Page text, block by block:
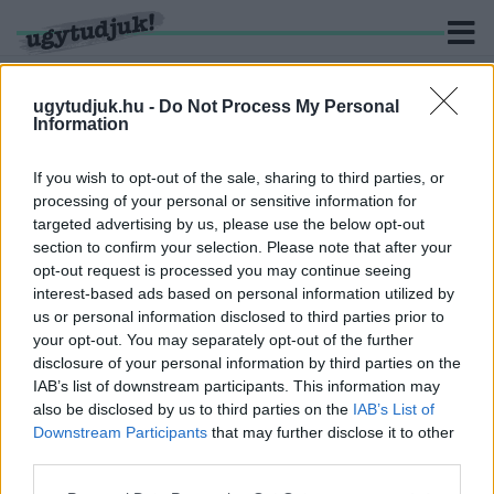
ugytudjuk.hu - Do Not Process My Personal
Information
If you wish to opt-out of the sale, sharing to third parties, or
processing of your personal or sensitive information for
targeted advertising by us, please use the below opt-out
section to confirm your selection. Please note that after your
opt-out request is processed you may continue seeing
interest-based ads based on personal information utilized by
us or personal information disclosed to third parties prior to
your opt-out. You may separately opt-out of the further
disclosure of your personal information by third parties on the
IAB’s list of downstream participants. This information may
also be disclosed by us to third parties on the IAB’s List of
Downstream Participants that may further disclose it to other
KERESÉS
3 hír találató a(z) "Budapest-Balaton kerékpárút"
cimkével ellátva.
KIPRÓBÁLTUK AZ ÉPÜLŐ BUDAPEST-BALATON
KERÉKPÁRUTAT, ÉS FÁJT
2022. Április. 17. 14:13
A fővárosból Tordasig már aszfalton juthat el a kerékpáros,
persze csak ha bírja szuflával.
CSODÁS ÁLMOK JÖNNEK: ORSZÁGOS
KERÉKPÁROS FEJLESZTÉSEKET
JELENTETTEK BE